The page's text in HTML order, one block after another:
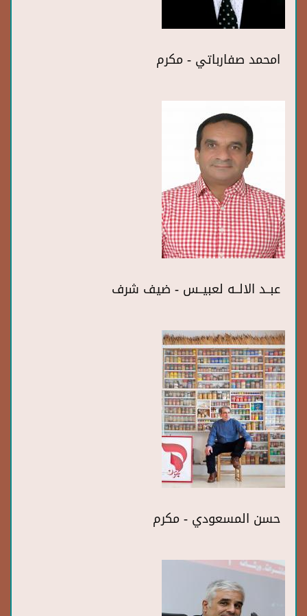
امحمد صفارباتي - مكرم
عبــد الالــه لعبيــس - ضيف شرف
حسن المسعودي - مكرم